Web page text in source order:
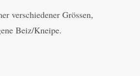
verschiedener Grössen,
Beiz/Kneipe.